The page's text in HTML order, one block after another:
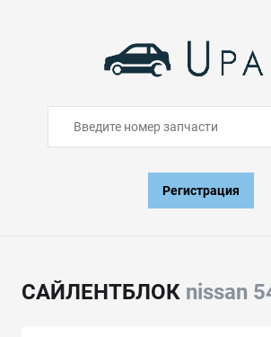
Регистрация
САЙЛЕНТБЛОК nissan